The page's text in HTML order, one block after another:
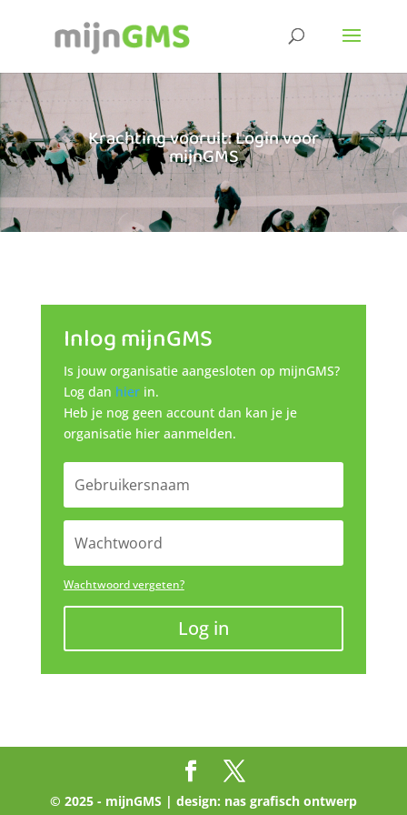
Krachting vooruit: Login voor
mijnGMS
Inlog mijnGMS
Is jouw organisatie aangesloten op mijnGMS?
Log dan hierin.
Heb je nog geen account dan kan je je
organisatie hier aanmelden.
Wachtwoord vergeten?
Log in
© 2025 - mijnGMS | design: nas grafisch ontwerp